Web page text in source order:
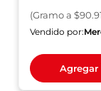
(Gramoa $
Vendido por:
Agregar